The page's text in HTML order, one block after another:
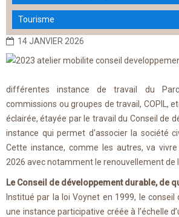
Tourisme
14 JANVIER 2026
différentes instance de travail du
commissions ou groupes de travail, COPIL,
éclairée, étayée par le travail du Conseil de
instance qui permet d'associer la société
Cette instance, comme les autres, va
2026 avec notamment le renouvellement de
Le Conseil de développement durable, de
Institué par la loi Voynet en 1999, le
une instance participative créée à l’échelle